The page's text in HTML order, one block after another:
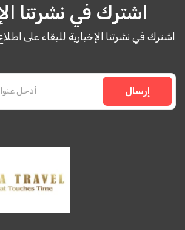
اشترك في نشرتنا
اشترك في نشرتنا الإخبارية للبقاء على
إرسال